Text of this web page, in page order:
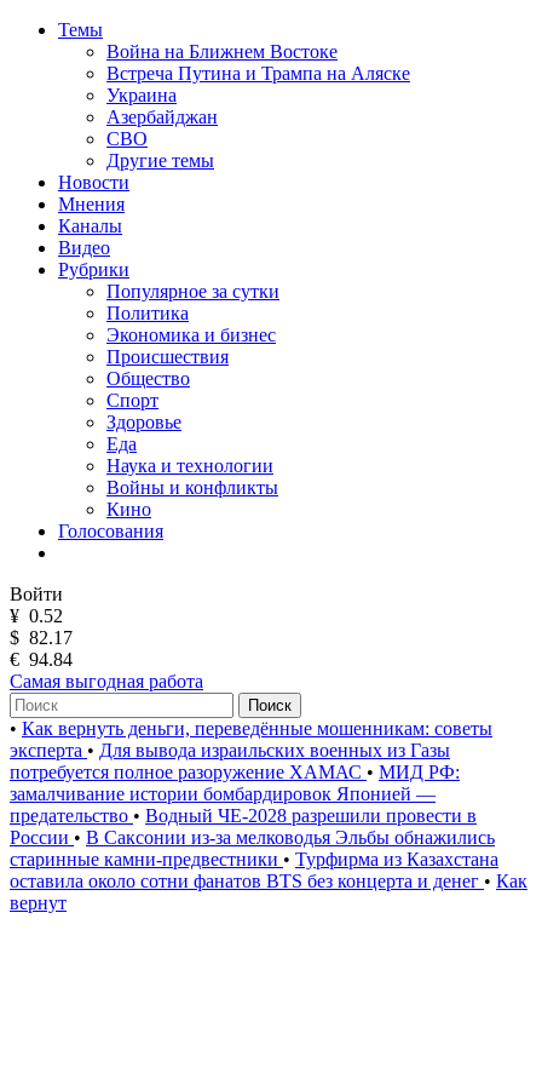
Темы
Война на Ближнем Востоке
Встреча Путина и Трампа на Аляске
Украина
Азербайджан
СВО
Другие темы
Новости
Мнения
Каналы
Видео
Рубрики
Популярное за сутки
Политика
Экономика и бизнес
Происшествия
Общество
Спорт
Здоровье
Еда
Наука и технологии
Войны и конфликты
Кино
Голосования
Войти
¥ 0.52
$ 82.17
€ 94.84
Самая выгодная работа
Поиск
• Как вернуть деньги, переведённые мошенникам: советы
эксперта • Для вывода израильских военных из Газы
потребуется полное разоружение ХАМАС • МИД РФ:
замалчивание истории бомбардировок Японией —
предательство • Водный ЧЕ-2028 разрешили провести в
России • В Саксонии из-за мелководья Эльбы обнажились
старинные камни-предвестники • Турфирма из Казахстана
оставила около сотни фанатов BTS без концерта и денег • Как
вернут